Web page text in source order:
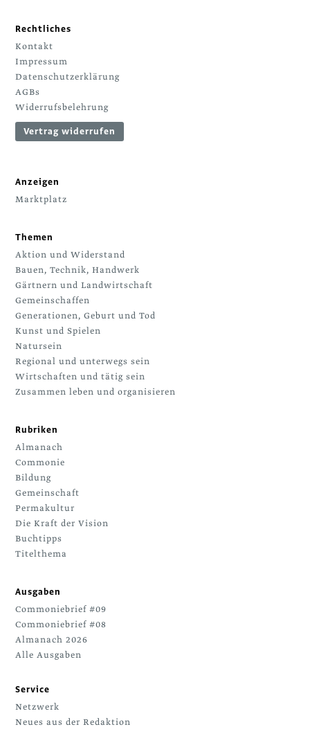
Rechtliches
Kontakt
Impressum
Datenschutzerklärung
AGBs
Widerrufsbelehrung
Vertrag widerrufen
Anzeigen
Marktplatz
Themen
Aktion und Widerstand
Bauen, Technik, Handwerk
Gärtnern und Landwirtschaft
Gemeinschaffen
Generationen, Geburt und Tod
Kunst und Spielen
Natursein
Regional und unterwegs sein
Wirtschaften und tätig sein
Zusammen leben und organisieren
Rubriken
Almanach
Commonie
Bildung
Gemeinschaft
Permakultur
Die Kraft der Vision
Buchtipps
Titelthema
Ausgaben
Commoniebrief #09
Commoniebrief #08
Almanach 2026
Alle Ausgaben
Service
Netzwerk
Neues aus der Redaktion